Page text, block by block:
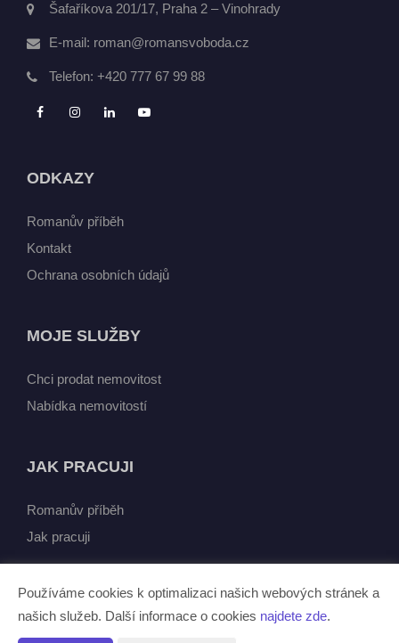
Šafaříkova 201/17, Praha 2 – Vinohrady
E-mail: roman@romansvoboda.cz
Telefon: +420 777 67 99 88
ODKAZY
Romanův příběh
Kontakt
Ochrana osobních údajů
MOJE SLUŽBY
Chci prodat nemovitost
Nabídka nemovitostí
JAK PRACUJI
Romanův příběh
Jak pracuji
Vytvořeno v systémuCHYTRÝ WEB MAKLÉŘE
Používáme cookies k optimalizaci našich webových stránek a
našich služeb. Další informace o cookies najdete zde.